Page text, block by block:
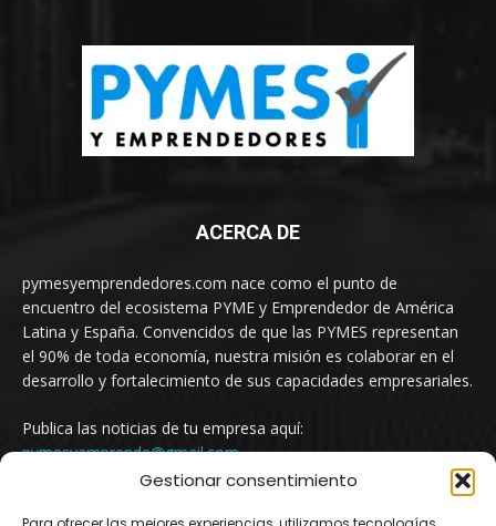
Gestionar consentimiento
ACERCA DE
pymesyemprendedores.com nace como el punto de
encuentro del ecosistema PYME y Emprendedor de América
Latina y España. Convencidos de que las PYMES representan
el 90% de toda economía, nuestra misión es colaborar en el
desarrollo y fortalecimiento de sus capacidades empresariales.
Publica las noticias de tu empresa aquí:
pymesyemprende@gmail.com